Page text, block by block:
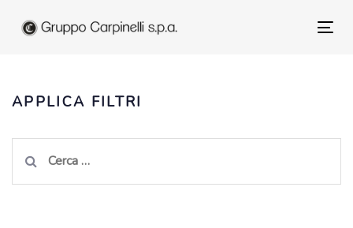
links
to
Skip
content
APPLICA FILTRI
per: